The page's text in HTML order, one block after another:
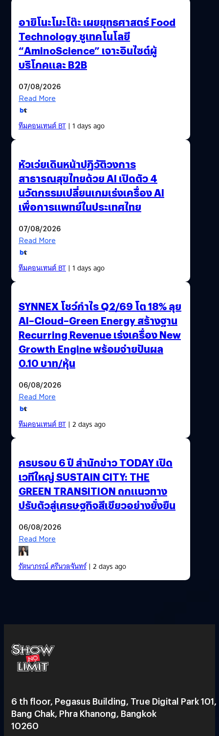
อายิโนะโมะโต๊ะ เผยยุทธศาสตร์ Food
Technology ชูเทคโนโลยี
“AminoScience” เจาะอินไซต์ผู้
บริโภคและ B2B
07/08/2026
Read More
ทีมคอนเทนต์ BT| 1 days ago
หัวเว่ยเดินหน้าปฏิวัติวงการ
สาธารณสุขไทยด้วย AI เปิดตัว 4
นวัตกรรมเปลี่ยนเกมเร่งเครื่อง AI
เพื่อการแพทย์ในประเทศไทย
07/08/2026
Read More
ทีมคอนเทนต์ BT| 1 days ago
SYNNEX โชว์กำไร Q2/69 โต 18% ลุย
AI–Cloud–Green Energy สร้างฐาน
Recurring Revenue เร่งเครื่อง New
Growth Engine พร้อมจ่ายปันผล
0.10 บาท/หุ้น
06/08/2026
Read More
ทีมคอนเทนต์ BT| 2 days ago
ครบรอบ 6 ปี สำนักข่าว TODAY เปิด
เวทีใหญ่ SUSTAIN CITY: THE
GREEN TRANSITION ถกแนวทาง
ปรับตัวสู่เศรษฐกิจสีเขียวอย่างยั่งยืน
06/08/2026
Read More
รัตนาภรณ์ ศรีนวลจันทร์| 2 days ago
6 th floor, Pegasus Building, True Digital Park 101,
Bang Chak, Phra Khanong, Bangkok
10260